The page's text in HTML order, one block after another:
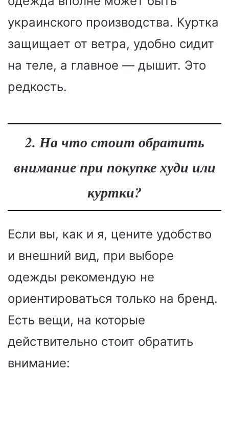
украинского производства. Куртка
защищает от ветра, удобно сидит
на теле, а главное — дышит. Это
редкость.
2. На что стоит обратить
внимание при покупке худи или
куртки?
Если вы, как и я, цените удобство
и внешний вид, при выборе
одежды рекомендую не
ориентироваться только на бренд.
Есть вещи, на которые
действительно стоит обратить
внимание: